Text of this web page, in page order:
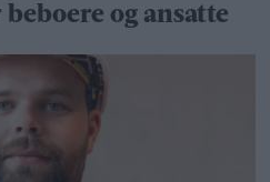
og ansatte